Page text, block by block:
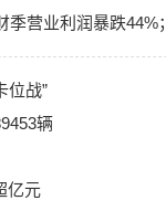
季营业利润暴跌44%
位战”
辆
亿元